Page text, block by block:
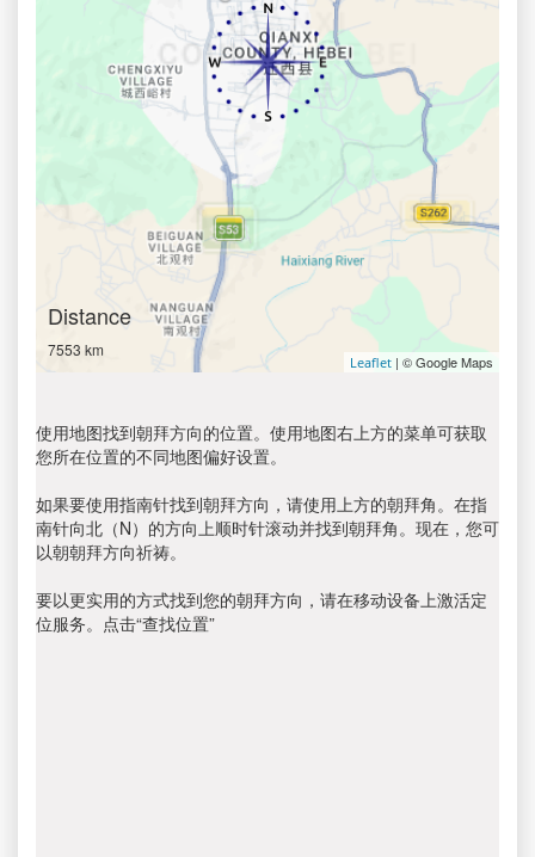
Distance
7553 km
Leaflet | © Google Maps
使用地图找到朝拜方向的位置。使用地图右上方的菜单可获取
您所在位置的不同地图偏好设置。
如果要使用指南针找到朝拜方向，请使用上方的朝拜角。在指
南针向北（N）的方向上顺时针滚动并找到朝拜角。现在，您可
以朝朝拜方向祈祷。
要以更实用的方式找到您的朝拜方向，请在移动设备上激活定
位服务。点击“查找位置”